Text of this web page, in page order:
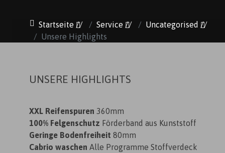
Startseite // Service // Uncategorised //
Unsere Highlights
UNSERE HIGHLIGHTS
XXL Reifenspuren 360mm
100% Felgenschutz Förderband aus Kunststoff
Geringe Bodenfreiheit 80mm
Cabrio waschen Alle Programme Stoffverdeck